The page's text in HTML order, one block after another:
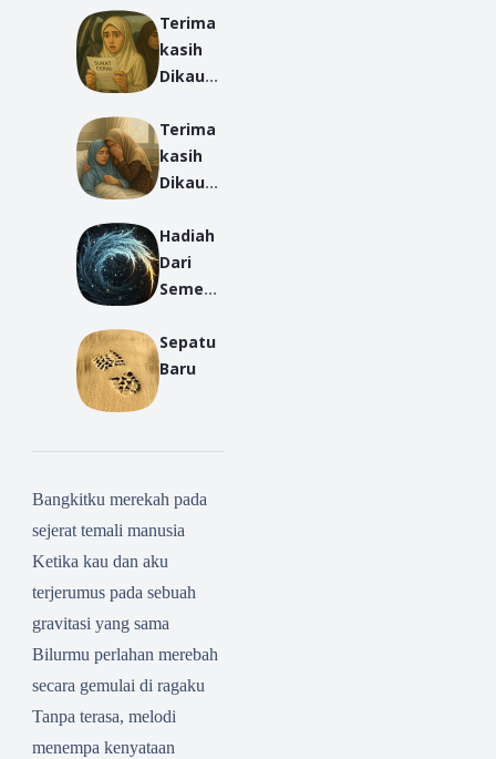
Terima
kasih
Dikau
Cerpen
Ummu
Karrom
Part 2
Terima
kasih
Dikau
Cerpen
Ummu
Karrom
Part 1
Hadiah
Dari
Semest
Sepatu
Baru
Bangkitku merekah pada
sejerat temali manusia
Ketika kau dan aku
terjerumus pada sebuah
gravitasi yang sama
Bilurmu perlahan merebah
secara gemulai di ragaku
Tanpa terasa, melodi
menempa kenyataan